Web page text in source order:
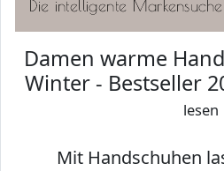
Damen warme
Winter - Bestseller
lesen
Mit Handschuhen